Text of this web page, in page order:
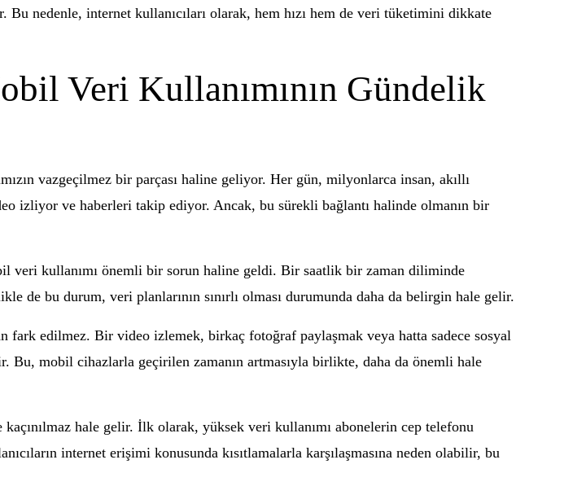
nedenle, internet kullanıcıları olarak, hem hızı hem de veri tüketimini dikkate
Veri Kullanımının Gündelik
vazgeçilmez bir parçası haline geliyor. Her gün, milyonlarca insan, akıllı
izliyor ve haberleri takip ediyor. Ancak, bu sürekli bağlantı halinde olmanın bir
veri kullanımı önemli bir sorun haline geldi. Bir saatlik bir zaman diliminde
de bu durum, veri planlarının sınırlı olması durumunda daha da belirgin hale gelir.
fark edilmez. Bir video izlemek, birkaç fotoğraf paylaşmak veya hatta sadece sosyal
Bu, mobil cihazlarla geçirilen zamanın artmasıyla birlikte, daha da önemli hale
hale gelir. İlk olarak, yüksek veri kullanımı abonelerin cep telefonu
internet erişimi konusunda kısıtlamalarla karşılaşmasına neden olabilir, bu